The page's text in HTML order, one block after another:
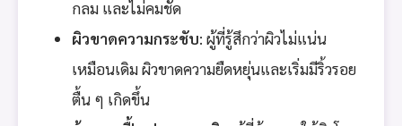
กลม และไม่คมชัด
ผิวขาดความกระชับ: ผู้ที่รู้สึกว่าผิวไม่แน่น
เหมือนเดิม ผิวขาดความยืดหยุ่นและเริ่มมีริ้วรอย
ตื้น ๆ เกิดขึ้น